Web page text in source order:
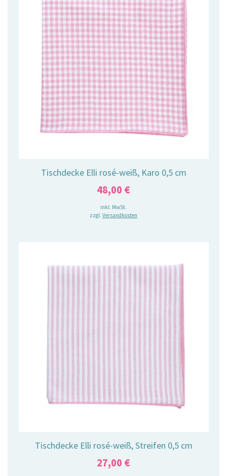
Tischdecke Elli rosé-weiß, Karo 0,5 cm
48,00 €
inkl. MwSt.
zzgl. Versandkosten
Tischdecke Elli rosé-weiß, Streifen 0,5 cm
27,00 €